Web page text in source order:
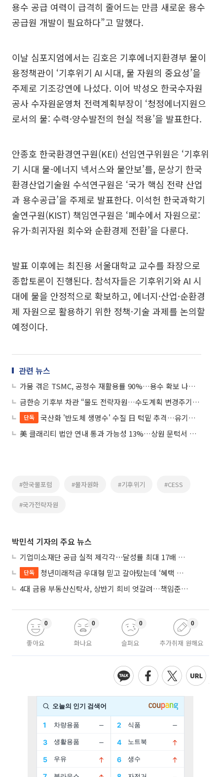
용수 공급 여력이 급격히 줄어드는 만큼 새로운 용수
공급원 개발이 필요하다”고 말했다.
이날 심포지엄에서는 김호은 기후에너지환경부 물이
용정책관이 ‘기후위기 AI 시대, 물 자원의 중요성’을
주제로 기조강연에 나섰다. 이어 박성오 한국수자원
공사 수자원운영처 전력계획부장이 ‘청정에너지원으
로서의 물: 수력·양수발전의 현실 적용’을 발표한다.
안종호 한국환경연구원(KEI) 선임연구위원은 ‘기후위
기 시대 물-에너지 넥서스와 물안보’를, 문상기 한국
환경산업기술원 수석연구원은 ‘국가 핵심 전략 산업
과 용수공급’을 주제로 발표한다. 이석헌 한국과학기
술연구원(KIST) 책임연구원은 ‘폐수에서 자원으로:
유가·희귀자원 회수와 순환경제 전환’을 다룬다.
발표 이후에는 최진용 서울대학교 교수를 좌장으로
종합토론이 진행된다. 참석자들은 기후위기와 AI 시
대에 물을 안정적으로 확보하고, 에너지·산업·순환경
제 자원으로 활용하기 위한 정책·기술 과제를 논의할
예정이다.
관련 뉴스
가뭄 겪은 TSMC, 공정수 재활용률 90%…용수 확보 나선 기업들
금한승 기후부 차관 “물도 전략자원…수도계획 변경주기 5→2년 단축”
단독
국산화 '반도체 생명수' 수질 日 턱밑 추격…유기물은 우위
美 클래리티 법안 연내 통과 가능성 13%…상원 문턱서 제동
#한국물포럼 #물자원화 #기후위기 #CESS
#국가전략자원
박민석 기자의 주요 뉴스
기업미소재단 공급 실적 제각각⋯달성률 최대 17배 차이
단독
청년미래적금 우대형 믿고 갈아탔는데 ‘혜택 반토막’…심사 오류에 가입자 혼선
4대 금융 부동산신탁사, 상반기 희비 엇갈려…책임준공 손실 반영 시점이 갈랐다
좋아요
0
화나요
0
슬퍼요
0
추가취재 원해요
0